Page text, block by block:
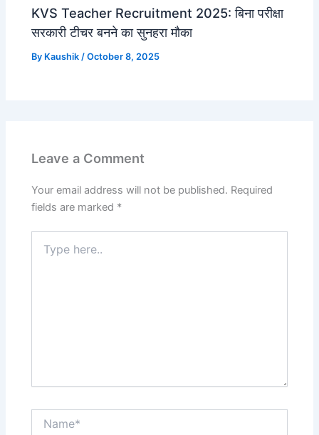
KVS Teacher Recruitment 2025: बिना परीक्षा
सरकारी टीचर बनने का सुनहरा मौका
By Kaushik/October 8, 2025
Leave a Comment
Your email address will not be published. Required
fields are marked *
here..